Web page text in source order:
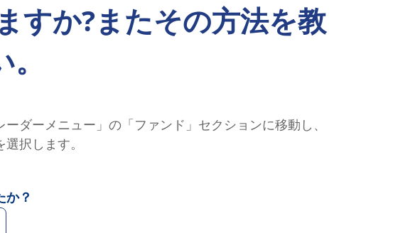
すか?またその方法を教
ダーメニュー」の「ファンド」セクションに移動し、
択します。
か？